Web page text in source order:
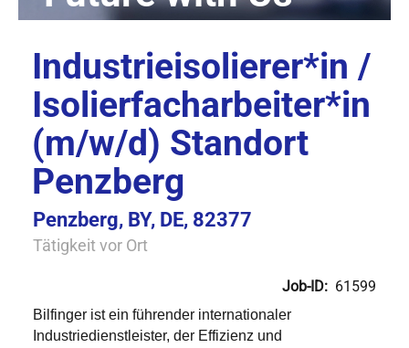
Industrieisolierer*in /
Isolierfacharbeiter*in
(m/w/d) Standort
Penzberg
Penzberg, BY, DE, 82377
Tätigkeit vor Ort
Job-ID: 61599
Bilfinger ist ein führender internationaler
Industriedienstleister, der Effizienz und